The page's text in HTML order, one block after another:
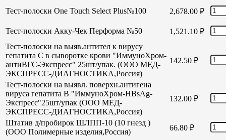
Тест-полоски One Touch Select Plus№100 2,678.00 ₽
Тест-полоски Акку-Чек Перформа №50 1,521.10 ₽
Тест-полоски на выяв.антител к вирусу
гепатита С в сыворотке крови "ИммуноХром-
антиВГС-Экспресс" 25шт/упак. (ООО МЕД-
ЭКСПРЕСС-ДИАГНОСТИКА,Россия)
142.50 ₽
Тест-полоски на выявл. поверхн.антигена
вируса гепатита В "ИммуноХром-HBsAg-
Экспресс"25шт/упак (ООО МЕД-
ЭКСПРЕСС-ДИАГНОСТИКА,Россия)
132.00 ₽
Штатив д/пробирок ШЛПП-10 (10 гнезд )
(ООО Полимерные изделия,Россия)
66.80 ₽